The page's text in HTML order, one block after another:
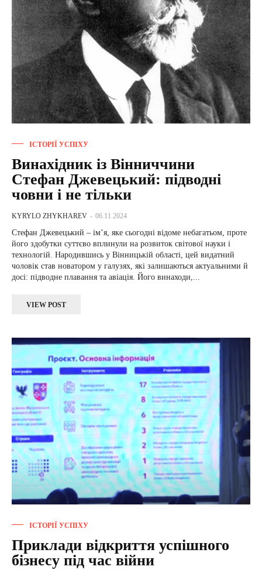
ІСТОРІЇ УСПІХУ
Винахідник із Вінниччини
Стефан Джевецький: підводні
човни і не тільки
KYRYLO ZHYKHAREV - 06.11.2024
Стефан Джевецький – ім’я, яке сьогодні відоме небагатьом, проте
його здобутки суттєво вплинули на розвиток світової науки і
технологій. Народившись у Вінницькій області, цей видатний
чоловік став новатором у галузях, які залишаються актуальними й
досі: підводне плавання та авіація. Його винаходи,...
VIEW POST
ІСТОРІЇ УСПІХУ
Приклади відкриття успішного
бізнесу під час війни